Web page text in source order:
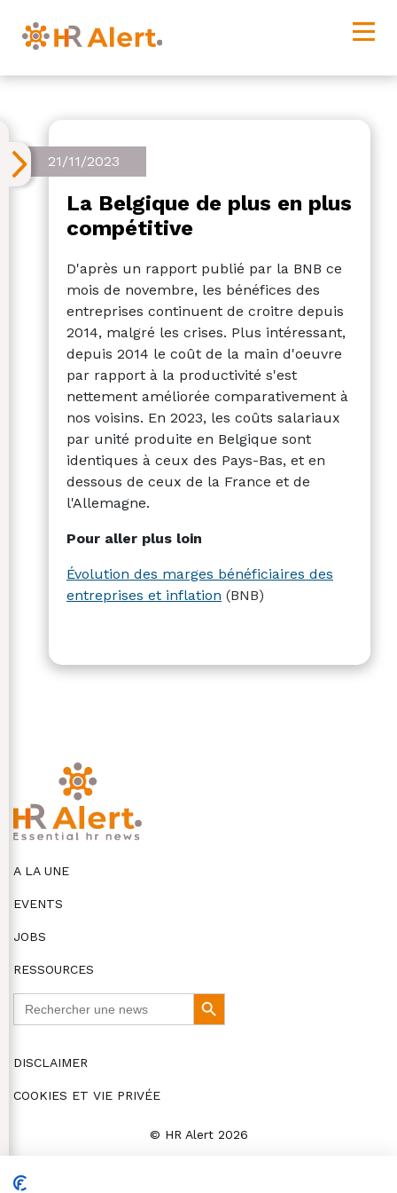
21/11/2023
La Belgique de plus en plus
compétitive
D'après un rapport publié par la BNB ce
mois de novembre, les bénéfices des
entreprises continuent de croitre depuis
2014, malgré les crises. Plus intéressant,
depuis 2014 le coût de la main d'oeuvre
par rapport à la productivité s'est
nettement améliorée comparativement à
nos voisins. En 2023, les coûts salariaux
par unité produite en Belgique sont
identiques à ceux des Pays-Bas, et en
dessous de ceux de la France et de
l'Allemagne.
Pour aller plus loin
Évolution des marges bénéficiaires des
entreprises et inflation (BNB)
A LA UNE
EVENTS
JOBS
RESSOURCES
Search
Button
DISCLAIMER
COOKIES ET VIE PRIVÉE
© HR Alert 2026